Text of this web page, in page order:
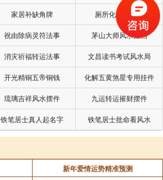
家居补缺角牌 厕所化秽气煞套
祝由除病灵符法事 茅山大师风水挂画
消灾祈福转运法事 文昌读书考试风水局
开光精铜五帝铜钱 化解五黄煞星专用挂件
琉璃吉祥风水摆件 九运转运摧财摆件
铁笔居士真人起名字 铁笔居士批命看风水
新年爱情运势精准预测